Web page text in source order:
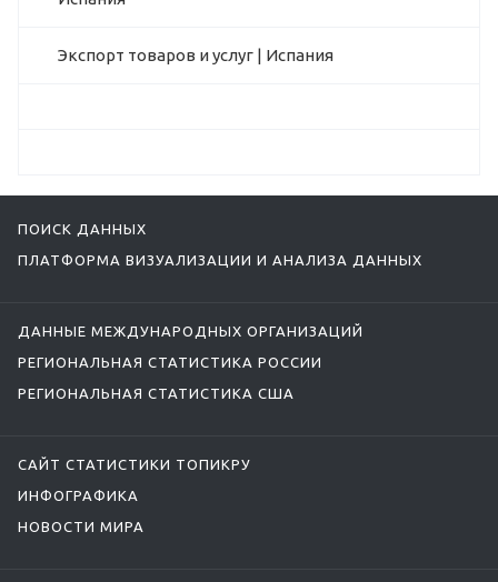
Экспорт товаров и услуг | Испания
ПОИСК ДАННЫХ
ПЛАТФОРМА ВИЗУАЛИЗАЦИИ И АНАЛИЗА ДАННЫХ
ДАННЫЕ МЕЖДУНАРОДНЫХ ОРГАНИЗАЦИЙ
РЕГИОНАЛЬНАЯ СТАТИСТИКА РОССИИ
РЕГИОНАЛЬНАЯ СТАТИСТИКА США
САЙТ СТАТИСТИКИ ТОПИКРУ
ИНФОГРАФИКА
НОВОСТИ МИРА